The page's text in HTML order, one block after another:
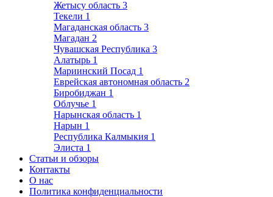
Жетысу область 3
Текели 1
Магаданская область 3
Магадан 2
Чувашская Республика 3
Алатырь 1
Мариинский Посад 1
Еврейская автономная область 2
Биробиджан 1
Облучье 1
Нарынская область 1
Нарын 1
Республика Калмыкия 1
Элиста 1
Статьи и обзоры
Контакты
О нас
Политика конфиденциальности